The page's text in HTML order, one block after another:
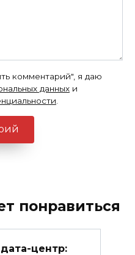
комментарий", я даю
данных и
понравиться
центр: